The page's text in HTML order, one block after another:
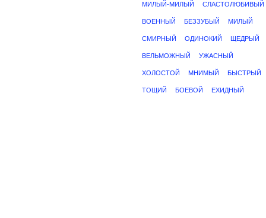
МИЛЫЙ-МИЛЫЙ СЛАСТОЛЮБИВЫЙ
ВОЕННЫЙ БЕЗЗУБЫЙ МИЛЫЙ
СМИРНЫЙ ОДИНОКИЙ ЩЕДРЫЙ
ВЕЛЬМОЖНЫЙ УЖАСНЫЙ
ХОЛОСТОЙ МНИМЫЙ БЫСТРЫЙ
ТОЩИЙ БОЕВОЙ ЕХИДНЫЙ